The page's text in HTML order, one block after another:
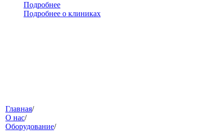
Подробнее
Подробнее о клиниках
меню
Главная/
О нас/
Оборудование/